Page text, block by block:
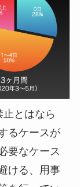
とはなら
るケースが
要なケース
ける、用事